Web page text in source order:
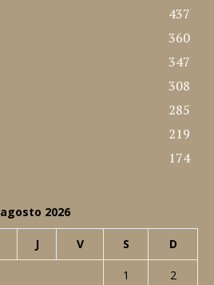
437
360
347
308
285
219
174
agosto 2026
J V S D
1
2